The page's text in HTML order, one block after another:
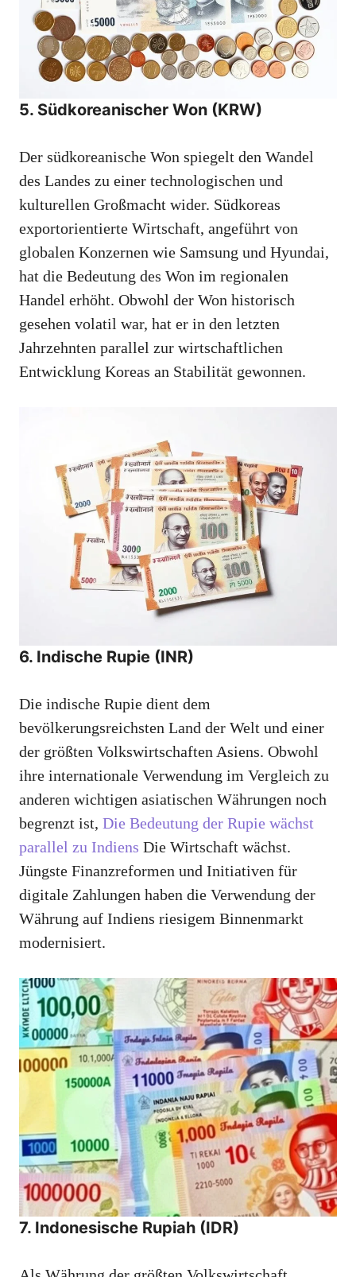
5. Südkoreanischer Won (KRW)
Der südkoreanische Won spiegelt den Wandel
des Landes zu einer technologischen und
kulturellen Großmacht wider. Südkoreas
exportorientierte Wirtschaft, angeführt von
globalen Konzernen wie Samsung und Hyundai,
hat die Bedeutung des Won im regionalen
Handel erhöht. Obwohl der Won historisch
gesehen volatil war, hat er in den letzten
Jahrzehnten parallel zur wirtschaftlichen
Entwicklung Koreas an Stabilität gewonnen.
6. Indische Rupie (INR)
Die indische Rupie dient dem
bevölkerungsreichsten Land der Welt und einer
der größten Volkswirtschaften Asiens. Obwohl
ihre internationale Verwendung im Vergleich zu
anderen wichtigen asiatischen Währungen noch
begrenzt ist, Die Bedeutung der Rupie wächst
parallel zu Indiens Die Wirtschaft wächst.
Jüngste Finanzreformen und Initiativen für
digitale Zahlungen haben die Verwendung der
Währung auf Indiens riesigem Binnenmarkt
modernisiert.
7. Indonesische Rupiah (IDR)